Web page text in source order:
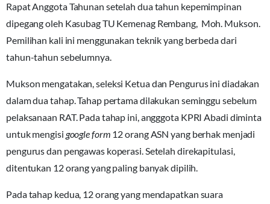
Rapat Anggota Tahunan setelah dua tahun kepemimpinan
dipegang oleh Kasubag TU Kemenag Rembang, Moh. Mukson.
Pemilihan kali ini menggunakan teknik yang berbeda dari
tahun-tahun sebelumnya.
Mukson mengatakan, seleksi Ketua dan Pengurus ini diadakan
dalam dua tahap. Tahap pertama dilakukan seminggu sebelum
pelaksanaan RAT. Pada tahap ini, angggota KPRI Abadi diminta
untuk mengisi google form 12 orang ASN yang berhak menjadi
pengurus dan pengawas koperasi. Setelah direkapitulasi,
ditentukan 12 orang yang paling banyak dipilih.
Pada tahap kedua, 12 orang yang mendapatkan suara